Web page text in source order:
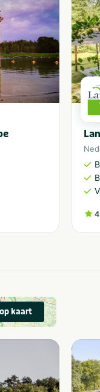
kaart